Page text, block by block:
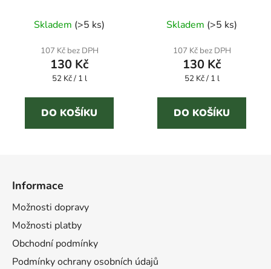
mýdlem
hodnocení
produktu
je
3,9
z
5
hvězdiček.
Skladem (>5 ks)
107 Kč bez DPH
130 Kč
Měrná
52 Kč / 1 l
DO KOŠÍKU
Skladem (>5 ks)
107 Kč bez DPH
130 Kč
Měrná
52 Kč / 1 l
DO KOŠÍKU
Informace
Možnosti dopravy
Možnosti platby
Obchodní podmínky
Podmínky ochrany osobních údajů